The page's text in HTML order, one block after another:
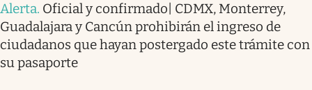
Alerta. Oficial y confirmado| CDMX, Monterrey,
Guadalajara y Cancún prohibirán el ingreso de
ciudadanos que hayan postergado este trámite con
su pasaporte